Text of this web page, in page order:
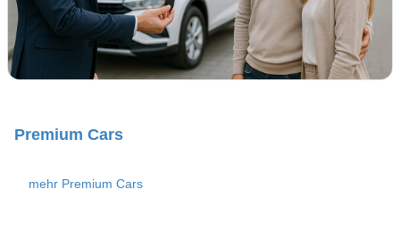
Premium Cars
mehr Premium Cars